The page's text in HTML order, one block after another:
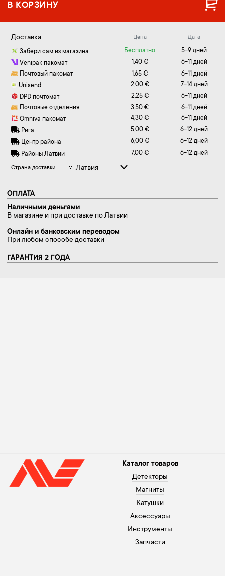
В КОРЗИНУ
Доставка Цена Дата
Забери сам из магазина Бесплатно
5-9 дней
Venipak пакомат
1,40 €
6-11 дней
Почтовый пакомат
1,65 €
6-11 дней
Unisend
2,00 €
7-14 дней
DPD почтомат
2,25 €
6-11 дней
Почтовые отделения
3,50 €
6-11 дней
Omniva пакомат
4,30 €
6-11 дней
Рига
5,00 €
6-12 дней
Центр района
6,00 €
6-12 дней
Районы Латвии
7,00 € 6-12 дней
Страна доставки
ОПЛАТА
Наличными деньгами
В магазине и при доставке по Латвии
Онлайн и банковским переводом
При любом способе доставки
ГАРАНТИЯ 2 ГОДА
Каталог товаров
Детекторы
Магниты
Катушки
Аксессуары
Инструменты
Запчасти